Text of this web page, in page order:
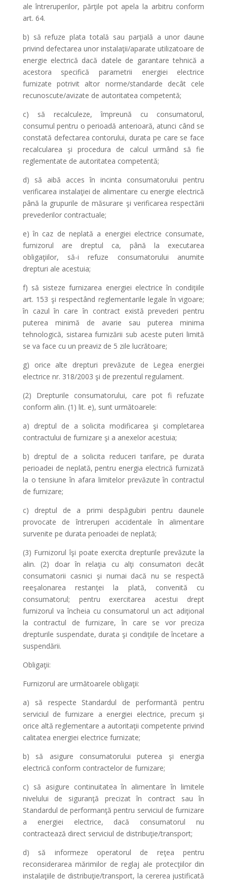
ale întreruperilor, părţile pot apela la arbitru conform
art. 64.
b) să refuze plata totală sau parţială a unor daune
privind defectarea unor instalaţii/aparate utilizatoare de
energie electrică dacă datele de garantare tehnică a
acestora specifică parametrii energiei electrice
furnizate potrivit altor norme/standarde decât cele
recunoscute/avizate de autoritatea competentă;
c) să recalculeze, împreună cu consumatorul,
consumul pentru o perioadă anterioară, atunci când se
constată defectarea contorului, durata pe care se face
recalcularea şi procedura de calcul urmând să fie
reglementate de autoritatea competentă;
d) să aibă acces în incinta consumatorului pentru
verificarea instalaţiei de alimentare cu energie electrică
până la grupurile de măsurare şi verificarea respectării
prevederilor contractuale;
e) în caz de neplată a energiei electrice consumate,
furnizorul are dreptul ca, până la executarea
obligaţiilor, să-i refuze consumatorului anumite
drepturi ale acestuia;
f) să sisteze furnizarea energiei electrice în condiţiile
art. 153 şi respectând reglementarile legale în vigoare;
în cazul în care în contract există prevederi pentru
puterea minimă de avarie sau puterea minima
tehnologică, sistarea furnizării sub aceste puteri limită
se va face cu un preaviz de 5 zile lucrătoare;
g) orice alte drepturi prevăzute de Legea energiei
electrice nr. 318/2003 şi de prezentul regulament.
(2) Drepturile consumatorului, care pot fi refuzate
conform alin. (1) lit. e), sunt următoarele:
a) dreptul de a solicita modificarea şi completarea
contractului de furnizare şi a anexelor acestuia;
b) dreptul de a solicita reduceri tarifare, pe durata
perioadei de neplată, pentru energia electrică furnizată
la o tensiune în afara limitelor prevăzute în contractul
de furnizare;
c) dreptul de a primi despăgubiri pentru daunele
provocate de întreruperi accidentale în alimentare
survenite pe durata perioadei de neplată;
(3) Furnizorul îşi poate exercita drepturile prevăzute la
alin. (2) doar în relaţia cu alţi consumatori decât
consumatorii casnici şi numai dacă nu se respectă
reeşalonarea restanţei la plată, convenită cu
consumatorul; pentru exercitarea acestui drept
furnizorul va încheia cu consumatorul un act adiţional
la contractul de furnizare, în care se vor preciza
drepturile suspendate, durata şi condiţiile de încetare a
suspendării.
Obligaţii:
Furnizorul are următoarele obligaţii:
a) să respecte Standardul de performantă pentru
serviciul de furnizare a energiei electrice, precum şi
orice altă reglementare a autoritaţii competente privind
calitatea energiei electrice furnizate;
b) să asigure consumatorului puterea şi energia
electrică conform contractelor de furnizare;
c) să asigure continuitatea în alimentare în limitele
nivelului de siguranţă precizat în contract sau în
Standardul de performanţă pentru serviciul de furnizare
a energiei electrice, dacă consumatorul nu
contractează direct serviciul de distribuţie/transport;
d) să informeze operatorul de reţea pentru
reconsiderarea mărimilor de reglaj ale protecţiilor din
instalaţiile de distribuţie/transport, la cererea justificată